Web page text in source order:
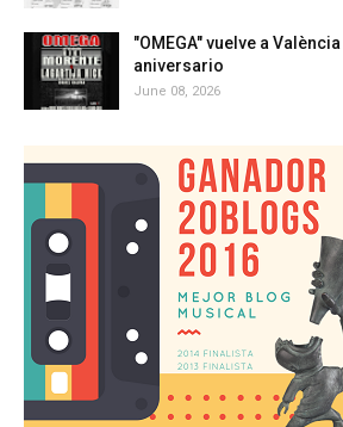
"OMEGA" vuelve a
aniversario
June 08, 2026